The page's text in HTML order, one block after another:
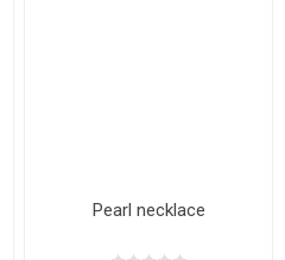
Pearl necklace